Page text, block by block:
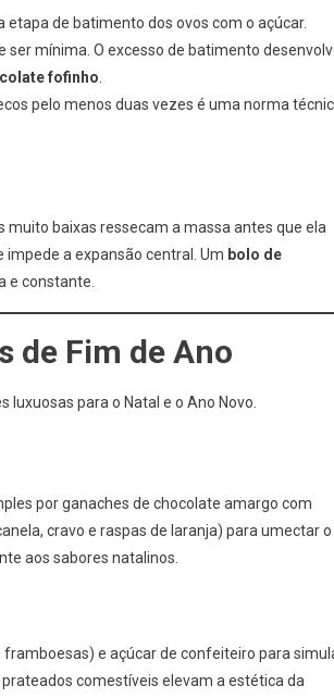
de batimento dos ovos com o açúcar.
ser mínima. O excesso de batimento
fofinho
pelo menos duas vezes é uma norma
muito baixas ressecam a massa antes que ela
a expansão central. Um bolo de
e constante.
de Fim de Ano
para o Natal e o Ano Novo.
por ganaches de chocolate amargo com
cravo e raspas de laranja) para umectar o
aos sabores natalinos.
e açúcar de confeiteiro para
prateados comestíveis elevam a estética da